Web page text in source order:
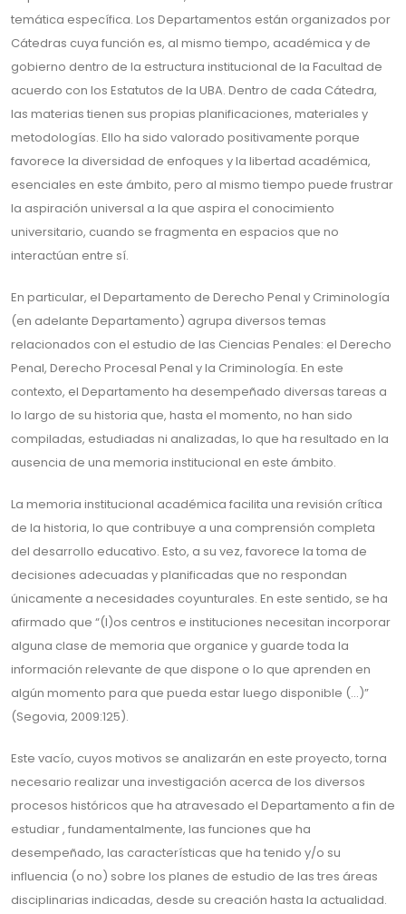
temática específica. Los Departamentos están organizados por
Cátedras cuya función es, al mismo tiempo, académica y de
gobierno dentro de la estructura institucional de la Facultad de
acuerdo con los Estatutos de la UBA. Dentro de cada Cátedra,
las materias tienen sus propias planificaciones, materiales y
metodologías. Ello ha sido valorado positivamente porque
favorece la diversidad de enfoques y la libertad académica,
esenciales en este ámbito, pero al mismo tiempo puede frustrar
la aspiración universal a la que aspira el conocimiento
universitario, cuando se fragmenta en espacios que no
interactúan entre sí.
En particular, el Departamento de Derecho Penal y Criminología
(en adelante Departamento) agrupa diversos temas
relacionados con el estudio de las Ciencias Penales: el Derecho
Penal, Derecho Procesal Penal y la Criminología. En este
contexto, el Departamento ha desempeñado diversas tareas a
lo largo de su historia que, hasta el momento, no han sido
compiladas, estudiadas ni analizadas, lo que ha resultado en la
ausencia de una memoria institucional en este ámbito.
La memoria institucional académica facilita una revisión crítica
de la historia, lo que contribuye a una comprensión completa
del desarrollo educativo. Esto, a su vez, favorece la toma de
decisiones adecuadas y planificadas que no respondan
únicamente a necesidades coyunturales. En este sentido, se ha
afirmado que “(l)os centros e instituciones necesitan incorporar
alguna clase de memoria que organice y guarde toda la
información relevante de que dispone o lo que aprenden en
algún momento para que pueda estar luego disponible (…)”
(Segovia, 2009:125).
Este vacío, cuyos motivos se analizarán en este proyecto, torna
necesario realizar una investigación acerca de los diversos
procesos históricos que ha atravesado el Departamento a fin de
estudiar , fundamentalmente, las funciones que ha
desempeñado, las características que ha tenido y/o su
influencia (o no) sobre los planes de estudio de las tres áreas
disciplinarias indicadas, desde su creación hasta la actualidad.